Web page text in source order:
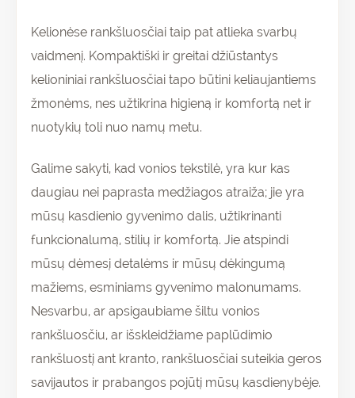
Kelionėse rankšluosčiai taip pat atlieka svarbų
vaidmenį. Kompaktiški ir greitai džiūstantys
kelioniniai rankšluosčiai tapo būtini keliaujantiems
žmonėms, nes užtikrina higieną ir komfortą net ir
nuotykių toli nuo namų metu.
Galime sakyti, kad vonios tekstilė, yra kur kas
daugiau nei paprasta medžiagos atraiža; jie yra
mūsų kasdienio gyvenimo dalis, užtikrinanti
funkcionalumą, stilių ir komfortą. Jie atspindi
mūsų dėmesį detalėms ir mūsų dėkingumą
mažiems, esminiams gyvenimo malonumams.
Nesvarbu, ar apsigaubiame šiltu vonios
rankšluosčiu, ar išskleidžiame paplūdimio
rankšluostį ant kranto, rankšluosčiai suteikia geros
savijautos ir prabangos pojūtį mūsų kasdienybėje.